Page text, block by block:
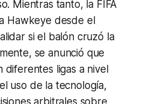
Mientras tanto, la FIFA
Hawkeye desde el
si el balón cruzó la
se anunció que
diferentes ligas a nivel
uso de la tecnología,
arbitrales sobre